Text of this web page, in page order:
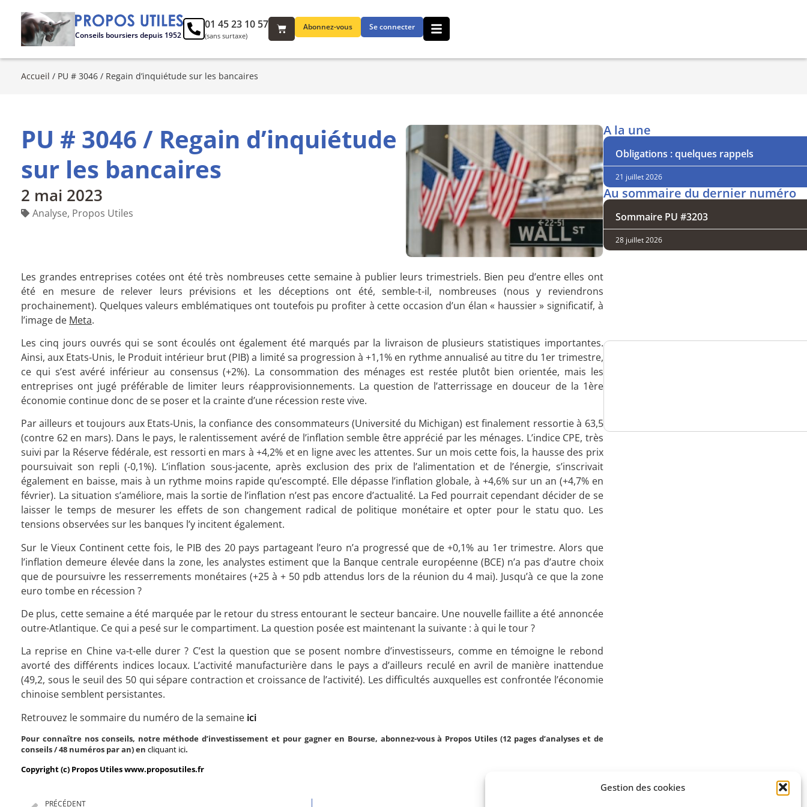
Gestion des cookies
Conseils boursiers depuis 1952
Abonnez-vous Se connecter
01 45 23 10 57
(sans surtaxe)
Accueil / PU # 3046 / Regain d’inquiétude sur les bancaires
PU # 3046 / Regain d’inquiétude
sur les bancaires
2 mai 2023
Analyse, Propos Utiles
Les grandes entreprises cotées ont été très nombreuses cette semaine à publier leurs trimestriels. Bien peu d’entre elles ont
été en mesure de relever leurs prévisions et les déceptions ont été, semble-t-il, nombreuses (nous y reviendrons
prochainement). Quelques valeurs emblématiques ont toutefois pu profiter à cette occasion d’un élan « haussier » significatif, à
l’image de Meta.
Les cinq jours ouvrés qui se sont écoulés ont également été marqués par la livraison de plusieurs statistiques importantes.
Ainsi, aux Etats-Unis, le Produit intérieur brut (PIB) a limité sa progression à +1,1% en rythme annualisé au titre du 1er trimestre,
ce qui s’est avéré inférieur au consensus (+2%). La consommation des ménages est restée plutôt bien orientée, mais les
entreprises ont jugé préférable de limiter leurs réapprovisionnements. La question de l’atterrissage en douceur de la 1ère
économie continue donc de se poser et la crainte d’une récession reste vive.
Par ailleurs et toujours aux Etats-Unis, la confiance des consommateurs (Université du Michigan) est finalement ressortie à 63,5
(contre 62 en mars). Dans le pays, le ralentissement avéré de l’inflation semble être apprécié par les ménages. L’indice CPE, très
suivi par la Réserve fédérale, est ressorti en mars à +4,2% et en ligne avec les attentes. Sur un mois cette fois, la hausse des prix
poursuivait son repli (-0,1%). L’inflation sous-jacente, après exclusion des prix de l’alimentation et de l’énergie, s’inscrivait
également en baisse, mais à un rythme moins rapide qu’escompté. Elle dépasse l’inflation globale, à +4,6% sur un an (+4,7% en
février). La situation s’améliore, mais la sortie de l’inflation n’est pas encore d’actualité. La Fed pourrait cependant décider de se
laisser le temps de mesurer les effets de son changement radical de politique monétaire et opter pour le statu quo. Les
tensions observées sur les banques l’y incitent également.
Sur le Vieux Continent cette fois, le PIB des 20 pays partageant l’euro n’a progressé que de +0,1% au 1er trimestre. Alors que
l’inflation demeure élevée dans la zone, les analystes estiment que la Banque centrale européenne (BCE) n’a pas d’autre choix
que de poursuivre les resserrements monétaires (+25 à + 50 pdb attendus lors de la réunion du 4 mai). Jusqu’à ce que la zone
euro tombe en récession ?
De plus, cette semaine a été marquée par le retour du stress entourant le secteur bancaire. Une nouvelle faillite a été annoncée
outre-Atlantique. Ce qui a pesé sur le compartiment. La question posée est maintenant la suivante : à qui le tour ?
La reprise en Chine va-t-elle durer ? C’est la question que se posent nombre d’investisseurs, comme en témoigne le rebond
avorté des différents indices locaux. L’activité manufacturière dans le pays a d’ailleurs reculé en avril de manière inattendue
(49,2, sous le seuil des 50 qui sépare contraction et croissance de l’activité). Les difficultés auxquelles est confrontée l’économie
chinoise semblent persistantes.
Retrouvez le sommaire du numéro de la semaine ici
Pour connaître nos conseils, notre méthode d’investissement et pour gagner en Bourse, abonnez-vous à Propos Utiles (12 pages d’analyses et de
conseils / 48 numéros par an) en cliquant ici.
Copyright (c) Propos Utiles www.proposutiles.fr
PRÉCÉDENT
A la une
Obligations : quelques rappels
21 juillet 2026
Au sommaire du dernier numéro
Sommaire PU #3203
28 juillet 2026